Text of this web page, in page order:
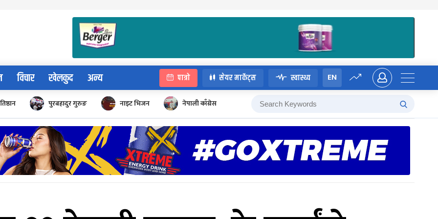
विचार खेलकुद अन्य पात्रो सेयर मार्केट्स स्वास्थ्य EN
पुरबहादुर गुरुङ नाइट भिजन नेपाली काँग्रेस